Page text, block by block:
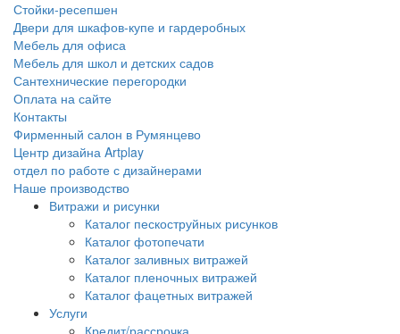
Стойки-ресепшен
Двери для шкафов-купе и гардеробных
Мебель для офиса
Мебель для школ и детских садов
Сантехнические перегородки
Оплата на сайте
Контакты
Фирменный салон в Румянцево
Центр дизайна Artplay
отдел по работе с дизайнерами
Наше производство
Витражи и рисунки
Каталог пескоструйных рисунков
Каталог фотопечати
Каталог заливных витражей
Каталог пленочных витражей
Каталог фацетных витражей
Услуги
Кредит/рассрочка